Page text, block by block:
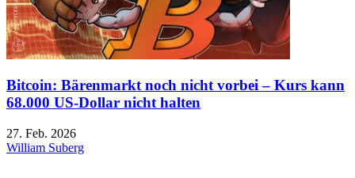
Bitcoin: Bärenmarkt noch nicht vorbei – Kurs kann
68.000 US-Dollar nicht halten
27. Feb. 2026
William Suberg